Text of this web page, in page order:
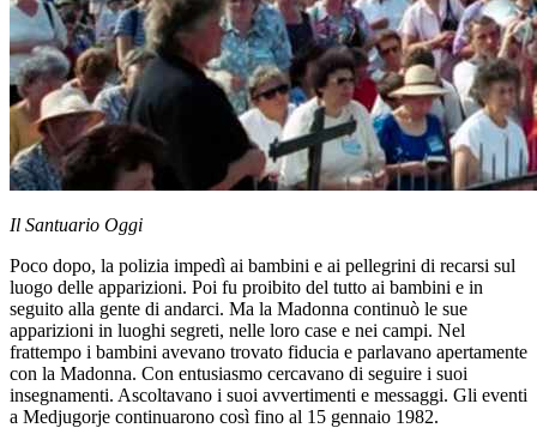
Il Santuario Oggi
Poco dopo, la polizia impedì ai bambini e ai pellegrini di recarsi sul
luogo delle apparizioni. Poi fu proibito del tutto ai bambini e in
seguito alla gente di andarci. Ma la Madonna continuò le sue
apparizioni in luoghi segreti, nelle loro case e nei campi. Nel
frattempo i bambini avevano trovato fiducia e parlavano apertamente
con la Madonna. Con entusiasmo cercavano di seguire i suoi
insegnamenti. Ascoltavano i suoi avvertimenti e messaggi. Gli eventi
a Medjugorje continuarono così fino al 15 gennaio 1982.